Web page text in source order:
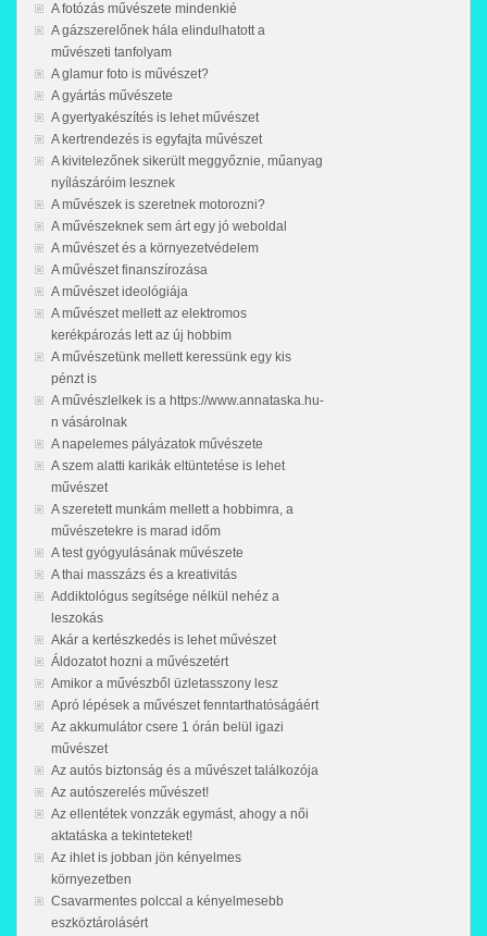
A fotózás művészete mindenkié
A gázszerelőnek hála elindulhatott a
művészeti tanfolyam
A glamur foto is művészet?
A gyártás művészete
A gyertyakészítés is lehet művészet
A kertrendezés is egyfajta művészet
A kivitelezőnek sikerült meggyőznie, műanyag
nyílászáróim lesznek
A művészek is szeretnek motorozni?
A művészeknek sem árt egy jó weboldal
A művészet és a környezetvédelem
A művészet finanszírozása
A művészet ideológiája
A művészet mellett az elektromos
kerékpározás lett az új hobbim
A művészetünk mellett keressünk egy kis
pénzt is
A művészlelkek is a https://www.annataska.hu-
n vásárolnak
A napelemes pályázatok művészete
A szem alatti karikák eltüntetése is lehet
művészet
A szeretett munkám mellett a hobbimra, a
művészetekre is marad időm
A test gyógyulásának művészete
A thai masszázs és a kreativitás
Addiktológus segítsége nélkül nehéz a
leszokás
Akár a kertészkedés is lehet művészet
Áldozatot hozni a művészetért
Amikor a művészből üzletasszony lesz
Apró lépések a művészet fenntarthatóságáért
Az akkumulátor csere 1 órán belül igazi
művészet
Az autós biztonság és a művészet találkozója
Az autószerelés művészet!
Az ellentétek vonzzák egymást, ahogy a női
aktatáska a tekinteteket!
Az ihlet is jobban jön kényelmes
környezetben
Csavarmentes polccal a kényelmesebb
eszköztárolásért